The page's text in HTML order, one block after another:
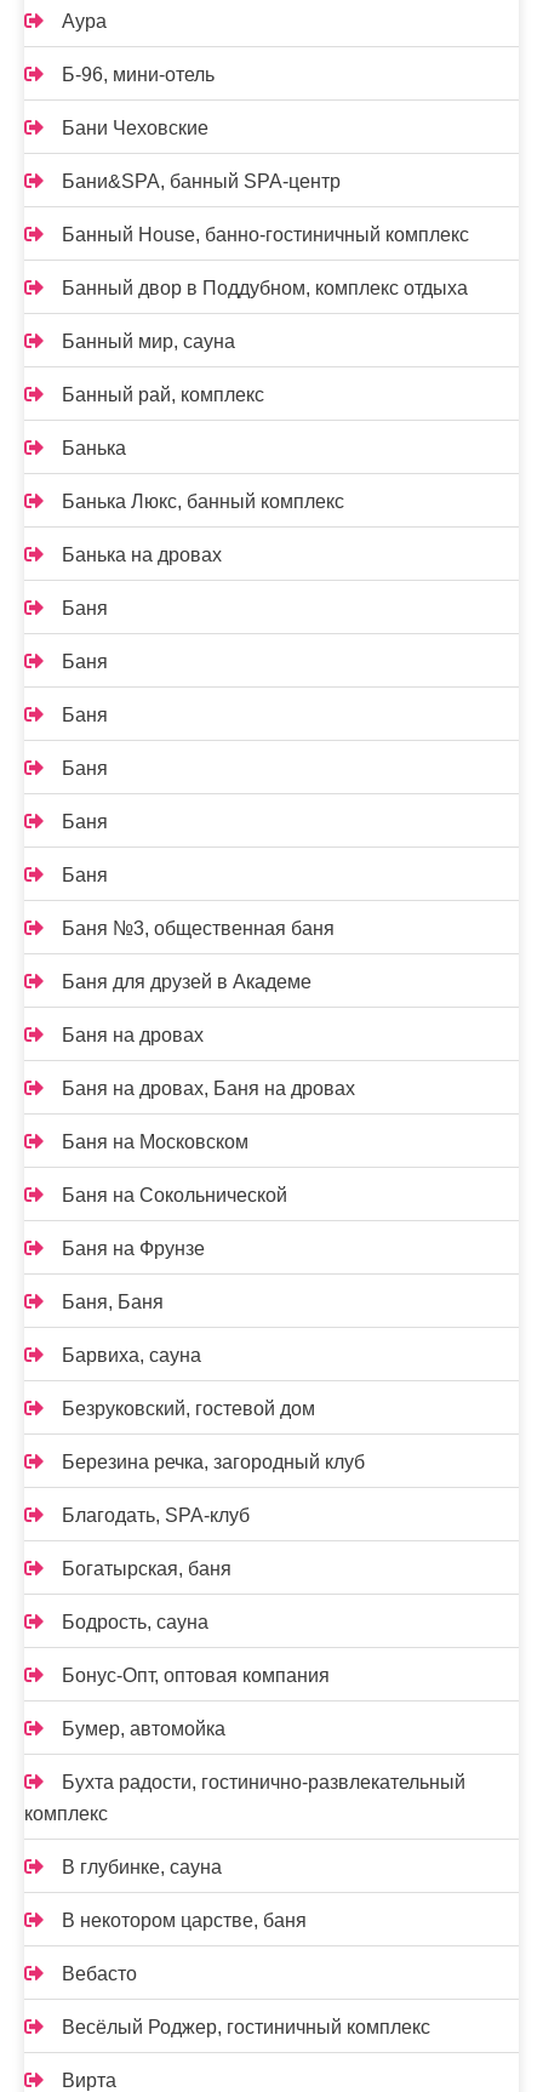
Аура
Б-96, мини-отель
Бани Чеховские
Бани&SPA, банный SPA-центр
Банный House, банно-гостиничный комплекс
Банный двор в Поддубном, комплекс отдыха
Банный мир, сауна
Банный рай, комплекс
Банька
Банька Люкс, банный комплекс
Банька на дровах
Баня
Баня
Баня
Баня
Баня
Баня
Баня №3, общественная баня
Баня для друзей в Академе
Баня на дровах
Баня на дровах, Баня на дровах
Баня на Московском
Баня на Сокольнической
Баня на Фрунзе
Баня, Баня
Барвиха, сауна
Безруковский, гостевой дом
Березина речка, загородный клуб
Благодать, SPA-клуб
Богатырская, баня
Бодрость, сауна
Бонус-Опт, оптовая компания
Бумер, автомойка
Бухта радости, гостинично-развлекательный
комплекс
В глубинке, сауна
В некотором царстве, баня
Вебасто
Весёлый Роджер, гостиничный комплекс
Вирта